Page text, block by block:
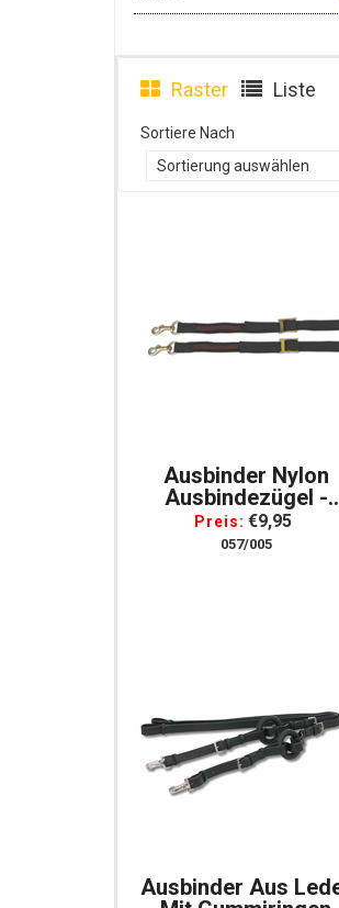
Raster Liste
Sortiere Nach
Ausbinder Nylon
Ausbindezügel -
Nylon Ausbinder Mit
Elastischen
Preis: €9,95
057/005
Ausbinder Aus